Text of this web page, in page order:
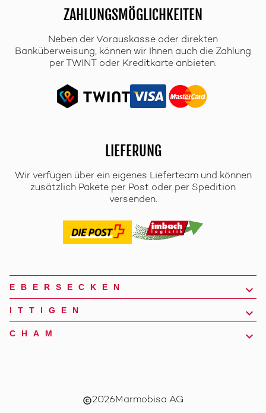
ZAHLUNGSMÖGLICHKEITEN
Neben der Vorauskasse oder direkten
Banküberweisung, können wir Ihnen auch die Zahlung
per TWINT oder Kreditkarte anbieten.
LIEFERUNG
Wir verfügen über ein eigenes Lieferteam und können
zusätzlich Pakete per Post oder per Spedition
versenden.
EBERSECKEN
ITTIGEN
CHAM
copyright2026Marmobisa AG